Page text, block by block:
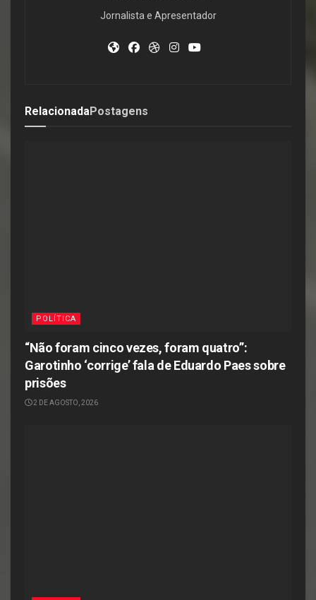
Jornalista e Apresentador
RelacionadaPostagens
POLÍTICA
“Não foram cinco vezes, foram quatro”:
Garotinho ‘corrige’ fala de Eduardo Paes sobre
prisões
2 DE AGOSTO, 2026